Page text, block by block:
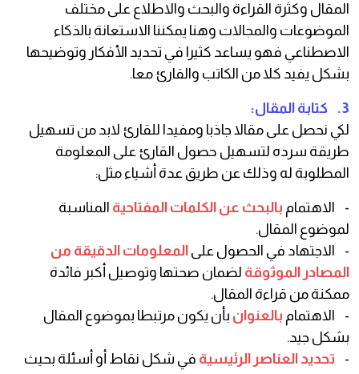
المقال وكثرة القراءة والبحث والاطلاع على مختلف
الموضوعات والمجالات وهنا يمكننا الاستعانة بالذكاء
الاصطناعي فهو يساعد كثيرا في تحديد الأفكار وتوضيحها
بشكل يفيد كلا من الكاتب والقارئ معا.
3. كتابة المقال:
لكي نحصل على مقالا جاذبا ومفيدا للقارئ لابد من تسهيل
طريقة سرده لتسهيل حصول القارئ على المعلومة
المطلوبة له وذلك عن طريق عدة أشياء مثل:
- الاهتمام بالبحث عن الكلمات المفتاحية المناسبة
لموضوع المقال.
- الاجتهاد في الحصول على المعلومات الدقيقة من
المصادر الموثوقة لضمان صحتها وتوصيل أكبر فائدة
ممكنة من قراءة المقال.
- الاهتمام بالعنوان بأن يكون مرتبطا بموضوع المقال
بشكل جيد.
- تحديد العناصر الرئيسية في شكل نقاط أو أسئلة بحيث